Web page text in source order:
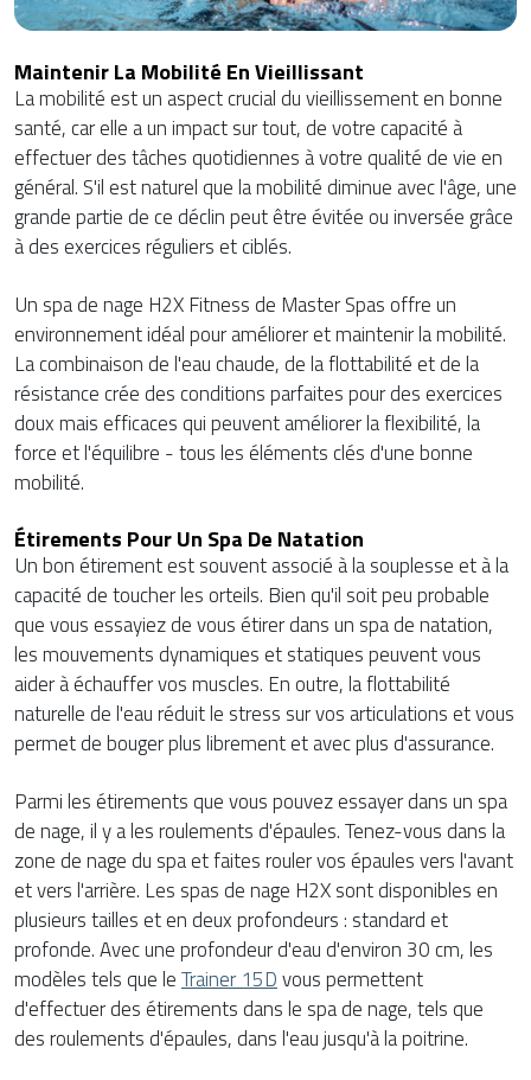
Maintenir La Mobilité En Vieillissant
La mobilité est un aspect crucial du vieillissement en bonne
santé, car elle a un impact sur tout, de votre capacité à
effectuer des tâches quotidiennes à votre qualité de vie en
général. S'il est naturel que la mobilité diminue avec l'âge, une
grande partie de ce déclin peut être évitée ou inversée grâce
à des exercices réguliers et ciblés.
Un spa de nage H2X Fitness de Master Spas offre un
environnement idéal pour améliorer et maintenir la mobilité.
La combinaison de l'eau chaude, de la flottabilité et de la
résistance crée des conditions parfaites pour des exercices
doux mais efficaces qui peuvent améliorer la flexibilité, la
force et l'équilibre - tous les éléments clés d'une bonne
mobilité.
Étirements Pour Un Spa De Natation
Un bon étirement est souvent associé à la souplesse et à la
capacité de toucher les orteils. Bien qu'il soit peu probable
que vous essayiez de vous étirer dans un spa de natation,
les mouvements dynamiques et statiques peuvent vous
aider à échauffer vos muscles. En outre, la flottabilité
naturelle de l'eau réduit le stress sur vos articulations et vous
permet de bouger plus librement et avec plus d'assurance.
Parmi les étirements que vous pouvez essayer dans un spa
de nage, il y a les roulements d'épaules. Tenez-vous dans la
zone de nage du spa et faites rouler vos épaules vers l'avant
et vers l'arrière. Les spas de nage H2X sont disponibles en
plusieurs tailles et en deux profondeurs : standard et
profonde. Avec une profondeur d'eau d'environ 30 cm, les
modèles tels que leTrainer 15Dvous permettent
d'effectuer des étirements dans le spa de nage, tels que
des roulements d'épaules, dans l'eau jusqu'à la poitrine.